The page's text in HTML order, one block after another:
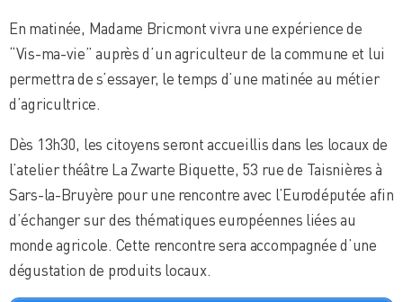
En matinée, Madame Bricmont vivra une expérience de
“Vis-ma-vie” auprès d’un agriculteur de la commune et lui
permettra de s’essayer, le temps d’une matinée au métier
d’agricultrice.
Dès 13h30, les citoyens seront accueillis dans les locaux de
l’atelier théâtre La Zwarte Biquette, 53 rue de Taisnières à
Sars-la-Bruyère pour une rencontre avec l’Eurodéputée afin
d’échanger sur des thématiques européennes liées au
monde agricole. Cette rencontre sera accompagnée d’une
dégustation de produits locaux.